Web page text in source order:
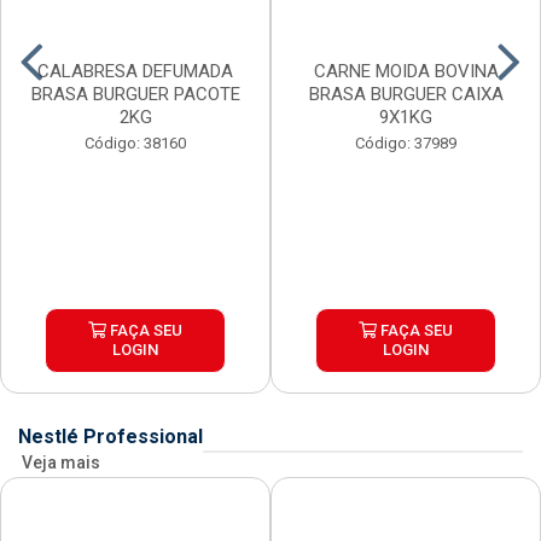
CALABRESA DEFUMADA
BRASA BURGUER PACOTE
2KG
Código: 38160
FAÇA SEU
LOGIN
CARNE MOIDA BOVINA
BRASA BURGUER CAIXA
9X1KG
Código: 37989
FAÇA SEU
LOGIN
Nestlé Professional
Veja mais